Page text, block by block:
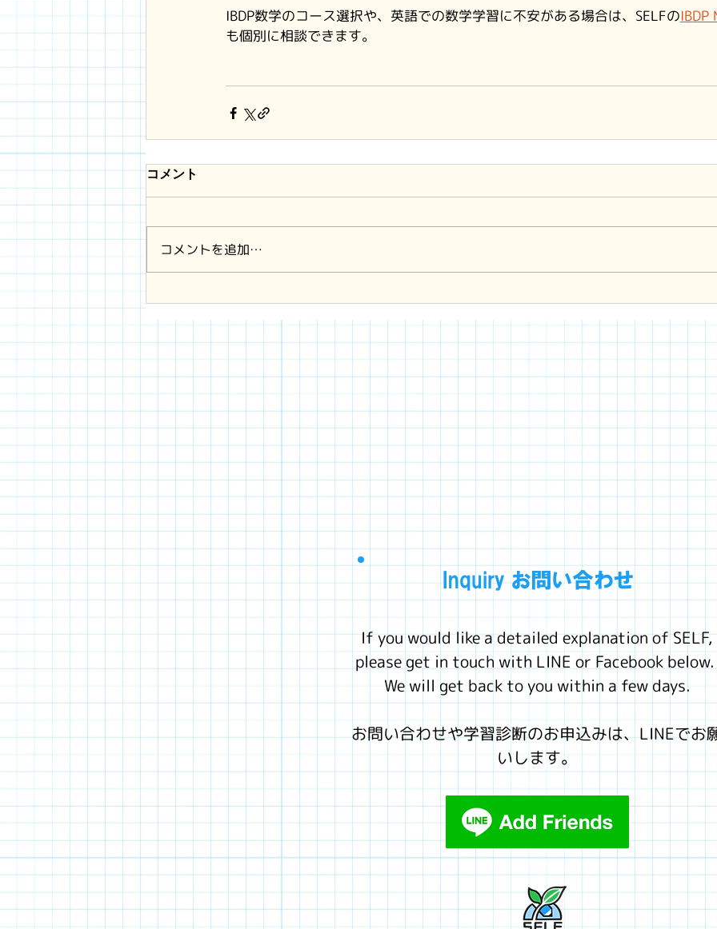
IBDP数学のコース選択や、英語での数学学習に不安がある場合は、SELFのIBDP
も個別に相談できます。
コメント
コメントを追加…
Inquiry お問い合わせ
If you would like a detailed explanation of SELF,
please get in touch with LINE or Facebook
We will get back to you within a few days.
お問い合わせや学習診断のお申込みは、LINEでお
いします。